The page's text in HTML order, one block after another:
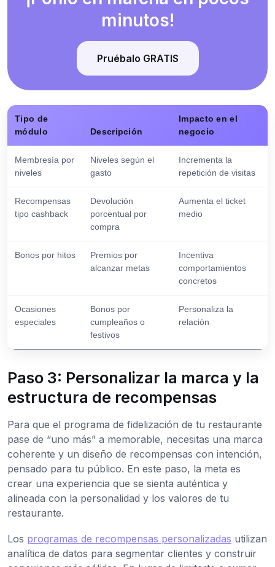
minutos!
Pruébalo GRATIS
Tipo de
módulo
Descripción
Impacto en el
negocio
Membresía por
niveles
Niveles según el
gasto
Incrementa la
repetición de visitas
Recompensas
tipo cashback
Devolución
porcentual por
compra
Aumenta el ticket
medio
Bonos por hitos
Premios por
alcanzar metas
Incentiva
comportamientos
concretos
Ocasiones
especiales
Bonos por
cumpleaños o
festivos
Personaliza la
relación
Paso 3: Personalizar la marca y la
estructura de recompensas
Para que el programa de fidelización de tu restaurante
pase de “uno más” a memorable, necesitas una marca
coherente y un diseño de recompensas con intención,
pensado para tu público. En este paso, la meta es
crear una experiencia que se sienta auténtica y
alineada con la personalidad y los valores de tu
restaurante.
Los programas de recompensas personalizadas utilizan
analítica de datos para segmentar clientes y construir